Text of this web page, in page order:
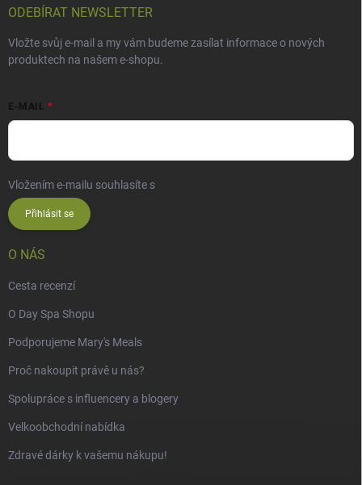
ODEBÍRAT NEWSLETTER
Vložte svůj e-mail a my vám budeme zasílat informace o nových
produktech na našem e-shopu.
E-MAIL
Vložením e-mailu souhlasíte s
Přihlásit se
O NÁS
Cesta recenzí
O Day Spa Shopu
Podporujeme Mary's Meals
Proč nakoupit právě u nás?
Spolupráce s influencery a blogery
Velkoobchodní nabídka
Zdravé dárky k vašemu nákupu!